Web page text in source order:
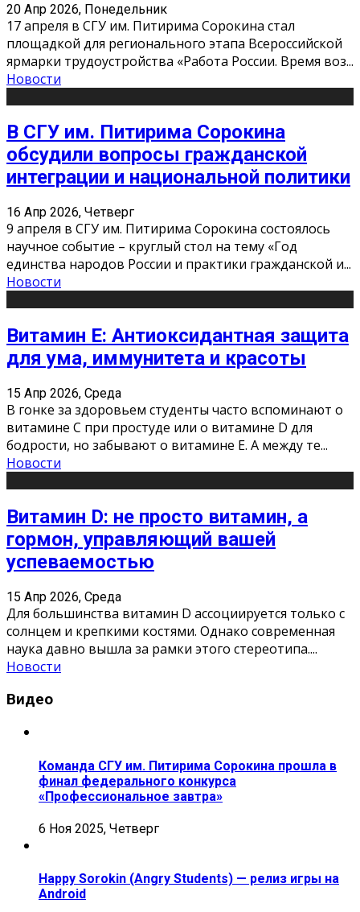
20 Апр 2026, Понедельник
17 апреля в СГУ им. Питирима Сорокина стал
площадкой для регионального этапа Всероссийской
ярмарки трудоустройства «Работа России. Время воз...
Новости
В СГУ им. Питирима Сорокина
обсудили вопросы гражданской
интеграции и национальной политики
16 Апр 2026, Четверг
9 апреля в СГУ им. Питирима Сорокина состоялось
научное событие – круглый стол на тему «Год
единства народов России и практики гражданской и...
Новости
Витамин Е: Антиоксидантная защита
для ума, иммунитета и красоты
15 Апр 2026, Среда
В гонке за здоровьем студенты часто вспоминают о
витамине С при простуде или о витамине D для
бодрости, но забывают о витамине Е. А между те...
Новости
Витамин D: не просто витамин, а
гормон, управляющий вашей
успеваемостью
15 Апр 2026, Среда
Для большинства витамин D ассоциируется только с
солнцем и крепкими костями. Однако современная
наука давно вышла за рамки этого стереотипа....
Новости
Видео
Команда СГУ им. Питирима Сорокина прошла в
финал федерального конкурса
«Профессиональное завтра»
6 Ноя 2025, Четверг
Happy Sorokin (Angry Students) — релиз игры на
Android